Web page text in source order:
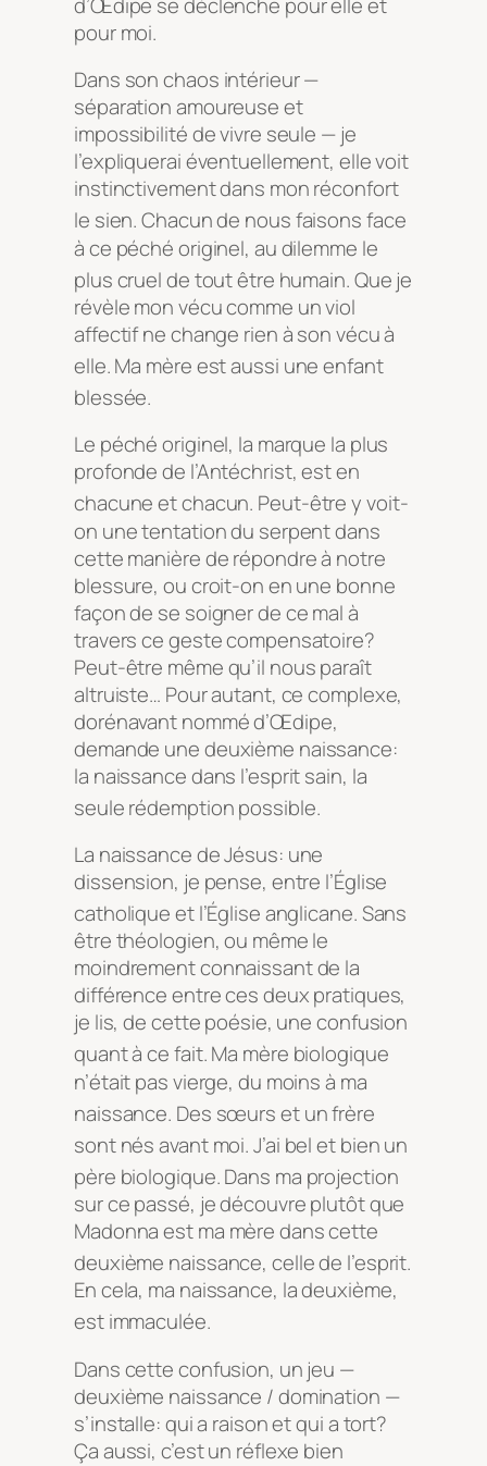
pour moi.
Dans son chaos intérieur —
séparation amoureuse et
impossibilité de vivre seule — je
l’expliquerai éventuellement, elle voit
instinctivement dans mon réconfort
le sien. Chacun de nous faisons face
à ce péché originel, au dilemme le
plus cruel de tout être humain. Que je
révèle mon vécu comme un viol
affectif ne change rien à son vécu à
elle. Ma mère est aussi une enfant
blessée.
Le péché originel, la marque la plus
profonde de l’Antéchrist, est en
chacune et chacun. Peut-être y voit-
on une tentation du serpent dans
cette manière de répondre à notre
blessure, ou croit-on en une bonne
façon de se soigner de ce mal à
travers ce geste compensatoire?
Peut-être même qu’il nous paraît
altruiste… Pour autant, ce complexe,
dorénavant nommé d’Œdipe,
demande une deuxième naissance:
la naissance dans l’esprit sain, la
seule rédemption possible.
La naissance de Jésus: une
dissension, je pense, entre l’Église
catholique et l’Église anglicane. Sans
être théologien, ou même le
moindrement connaissant de la
différence entre ces deux pratiques,
je lis, de cette poésie, une confusion
quant à ce fait. Ma mère biologique
n’était pas vierge, du moins à ma
naissance. Des sœurs et un frère
sont nés avant moi. J’ai bel et bien un
père biologique. Dans ma projection
sur ce passé, je découvre plutôt que
Madonna est ma mère dans cette
deuxième naissance, celle de l’esprit.
En cela, ma naissance, la deuxième,
est immaculée.
Dans cette confusion, un jeu —
deuxième naissance / domination —
s’installe: qui a raison et qui a tort?
Ça aussi, c’est un réflexe bien